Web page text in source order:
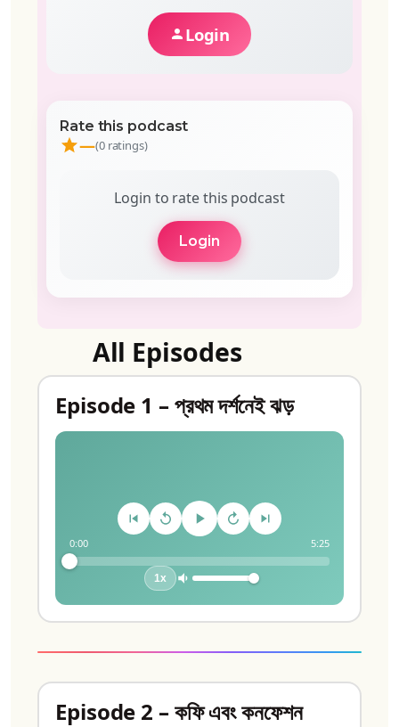
Login
Rate this podcast
—(0 ratings)
Login to rate this podcast
Login
All Episodes
Episode 1 – প্রথম দর্শনেই ঝড়
0:00 5:25
1x
Episode 2 – কফি এবং কনফেশন